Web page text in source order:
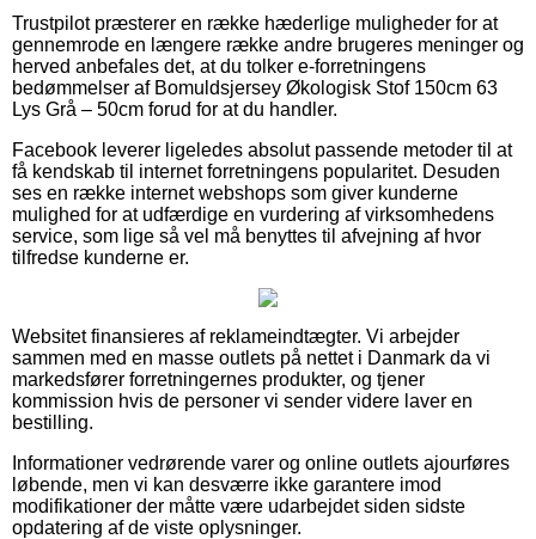
Trustpilot præsterer en række hæderlige muligheder for at
gennemrode en længere række andre brugeres meninger og
herved anbefales det, at du tolker e-forretningens
bedømmelser af Bomuldsjersey Økologisk Stof 150cm 63
Lys Grå – 50cm forud for at du handler.
Facebook leverer ligeledes absolut passende metoder til at
få kendskab til internet forretningens popularitet. Desuden
ses en række internet webshops som giver kunderne
mulighed for at udfærdige en vurdering af virksomhedens
service, som lige så vel må benyttes til afvejning af hvor
tilfredse kunderne er.
Websitet finansieres af reklameindtægter. Vi arbejder
sammen med en masse outlets på nettet i Danmark da vi
markedsfører forretningernes produkter, og tjener
kommission hvis de personer vi sender videre laver en
bestilling.
Informationer vedrørende varer og online outlets ajourføres
løbende, men vi kan desværre ikke garantere imod
modifikationer der måtte være udarbejdet siden sidste
opdatering af de viste oplysninger.